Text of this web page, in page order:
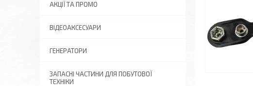
АКЦІЇ ТА ПРОМО
ВІДЕОАКСЕСУАРИ
ГЕНЕРАТОРИ
ЗАПАСНІ ЧАСТИНИ ДЛЯ ПОБУТОВОЇ
ТЕХНІКИ